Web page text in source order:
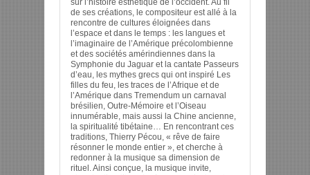
de ses créations, le compositeur est allé à la
rencontre de cultures éloignées dans
l’espace et dans le temps : les langues et
l’imaginaire de l’Amérique précolombienne
et des sociétés amérindiennes dans la
Symphonie du Jaguar et la cantate Passeurs
d’eau, les mythes grecs qui ont inspiré Les
filles du feu, les traces de l’Afrique et de
l’Amérique dans Tremendum un carnaval
brésilien, Outre-Mémoire et l’Oiseau
innumérable, mais aussi la Chine ancienne,
la spiritualité tibétaine… En rencontrant ces
traditions, Thierry Pécou, « rêve de faire
résonner le monde entier », et cherche à
redonner à la musique sa dimension de
rituel. Ainsi conçue, la musique invite,